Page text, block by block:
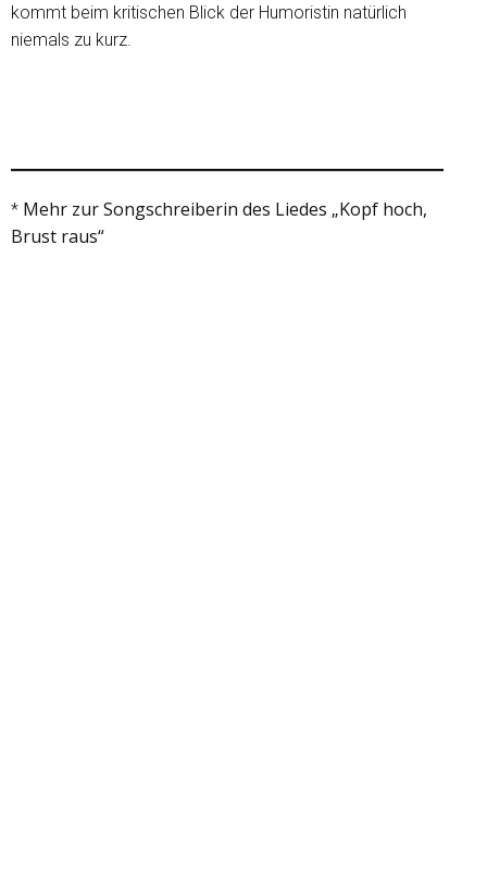
kommt beim kritischen Blick der Humoristin natürlich
niemals zu kurz.
* Mehr zur Songschreiberin des Liedes „Kopf hoch,
Brust raus“